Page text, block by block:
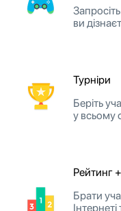
ви
Турніри
Беріть
у всьому
Рейтинг
Брати